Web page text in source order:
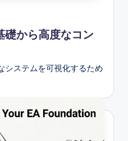
から高度なコン
システムを可視化するため